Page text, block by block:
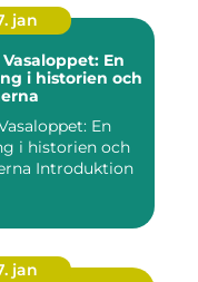
jan
En
i historien och
En
i historien och
jan